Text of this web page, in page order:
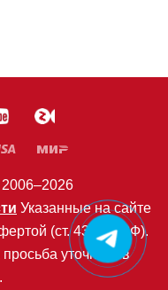
2006–2026
Указанные на сайте
(ст. 435 ГК РФ).
уточнять в